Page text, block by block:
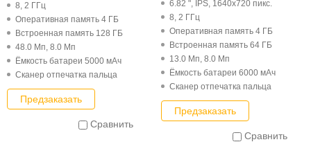
8, 2 ГГц
Оперативная память 4 ГБ
Встроенная память 128 ГБ
48.0 Мп, 8.0 Мп
Ёмкость батареи 5000 мАч
Cканер отпечатка пальца
Предзаказать
Сравнить
6.82 ", IPS, 1640x720 пикс.
8, 2 ГГц
Оперативная память 4 ГБ
Встроенная память 64 ГБ
13.0 Мп, 8.0 Мп
Ёмкость батареи 6000 мАч
Cканер отпечатка пальца
Предзаказать
Сравнить